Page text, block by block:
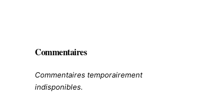
Commentaires
Commentaires temporairement
indisponibles.